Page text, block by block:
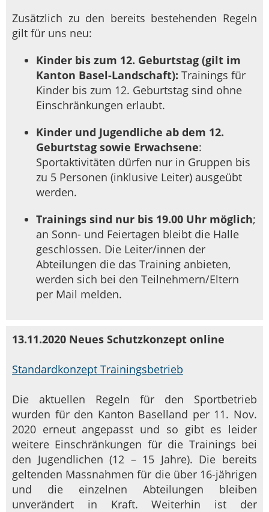
Zusätzlich zu den bereits bestehenden Regeln
gilt für uns neu:
Kinder bis zum 12. Geburtstag (gilt im
Kanton Basel-Landschaft): Trainings für
Kinder bis zum 12. Geburtstag sind ohne
Einschränkungen erlaubt.
Kinder und Jugendliche ab dem 12.
Geburtstag sowie Erwachsene:
Sportaktivitäten dürfen nur in Gruppen bis
zu 5 Personen (inklusive Leiter) ausgeübt
werden.
Trainings sind nur bis 19.00 Uhr möglich;
an Sonn- und Feiertagen bleibt die Halle
geschlossen. Die Leiter/innen der
Abteilungen die das Training anbieten,
werden sich bei den Teilnehmern/Eltern
per Mail melden.
13.11.2020 Neues Schutzkonzept online
Standardkonzept Trainingsbetrieb
Die aktuellen Regeln für den Sportbetrieb
wurden für den Kanton Baselland per 11. Nov.
2020 erneut angepasst und so gibt es leider
weitere Einschränkungen für die Trainings bei
den Jugendlichen (12 – 15 Jahre). Die bereits
geltenden Massnahmen für die über 16-jährigen
und die einzelnen Abteilungen bleiben
unverändert in Kraft. Weiterhin ist der